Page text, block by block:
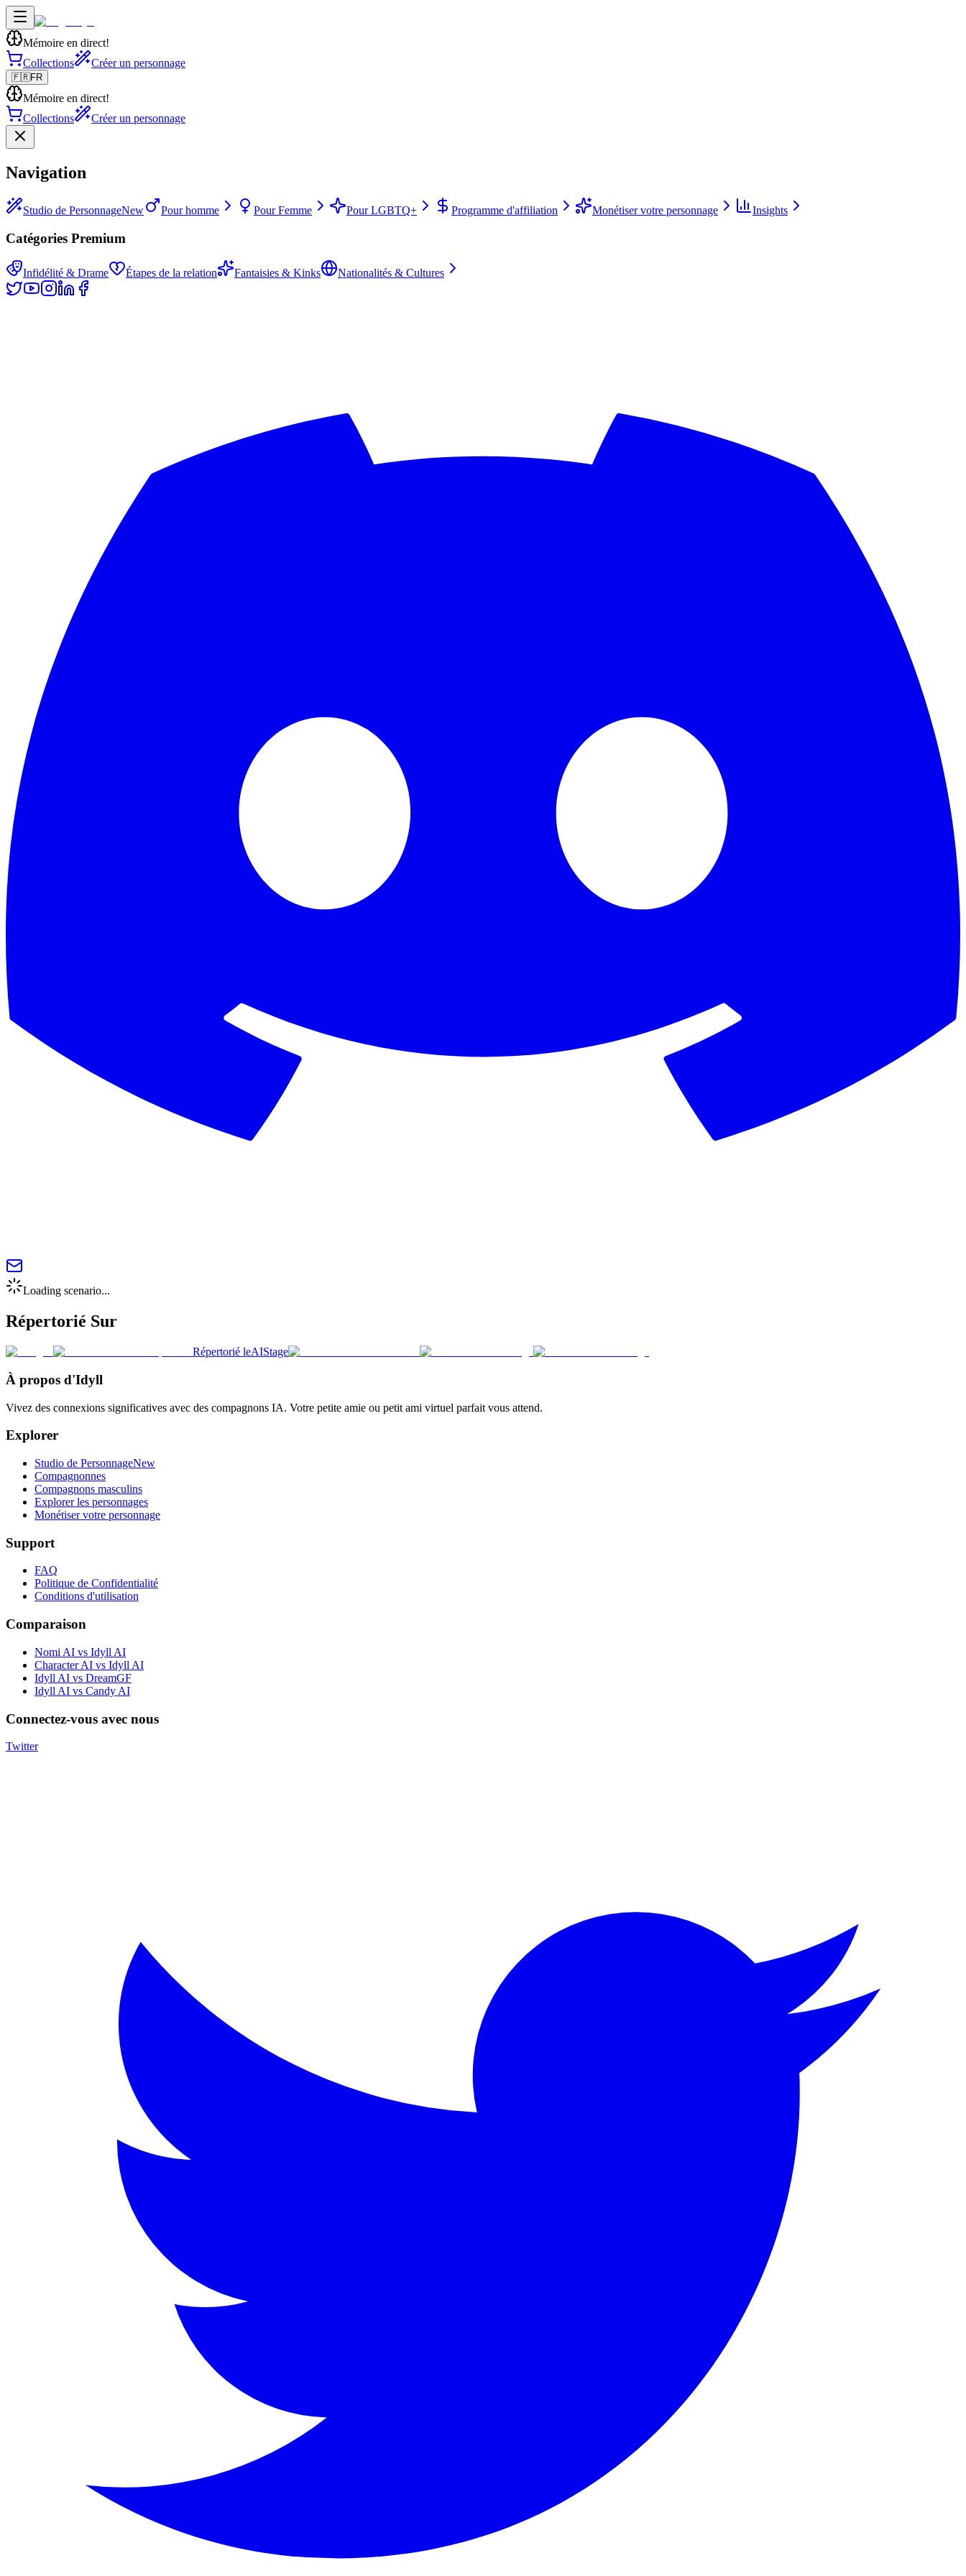
Mémoire en direct!
Collections
Créer un personnage
🇫🇷FR
Mémoire en direct!
Collections
Créer un personnage
Navigation
Studio de PersonnageNew Pour homme Pour Femme Pour LGBTQ+ Programme d'affiliation Monétiser votre personnage Insights
Catégories Premium
Infidélité & Drame Étapes de la relation Fantaisies & Kinks Nationalités & Cultures
Loading scenario...
Répertorié Sur
Répertorié leAIStage
À propos d'Idyll
Vivez des connexions significatives avec des compagnons IA. Votre petite amie ou petit ami virtuel parfait vous attend.
Explorer
Studio de PersonnageNew
Compagnonnes
Compagnons masculins
Explorer les personnages
Monétiser votre personnage
Support
FAQ
Politique de Confidentialité
Conditions d'utilisation
Comparaison
Nomi AI vs Idyll AI
Character AI vs Idyll AI
Idyll AI vs DreamGF
Idyll AI vs Candy AI
Connectez-vous avec nous
Twitter